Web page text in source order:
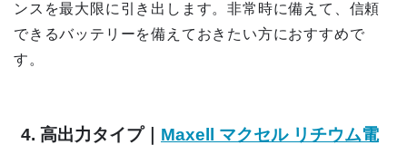
ンスを最大限に引き出します。非常時に備えて、信頼
できるバッテリーを備えておきたい方におすすめで
す。
4. 高出力タイプ｜ Maxell マクセル リチウム電